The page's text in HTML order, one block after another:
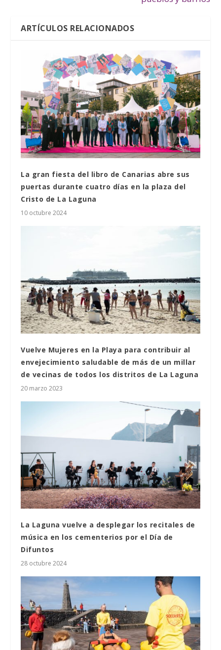
ARTÍCULOS RELACIONADOS
La gran fiesta del libro de Canarias abre sus
puertas durante cuatro días en la plaza del
Cristo de La Laguna
10 octubre 2024
Vuelve Mujeres en la Playa para contribuir al
envejecimiento saludable de más de un millar
de vecinas de todos los distritos de La Laguna
20 marzo 2023
La Laguna vuelve a desplegar los recitales de
música en los cementerios por el Día de
Difuntos
28 octubre 2024